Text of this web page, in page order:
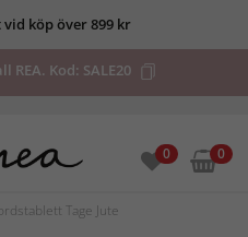
köp över 899 kr
REA. Kod: SALE20
0 0
Tage Jute